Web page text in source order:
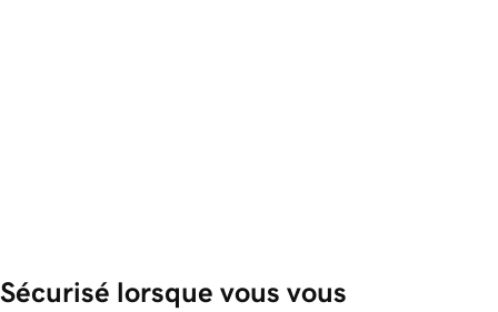
Sécurisé lorsque vous vous